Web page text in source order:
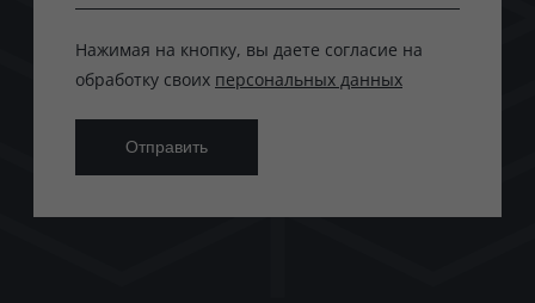
Нажимая на кнопку, вы даете согласие на
обработку своих персональных данных